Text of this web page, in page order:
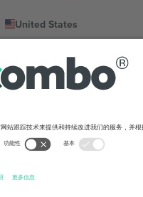
United States
Bulgaria
Mexico
Av Chapultepec 360, Roma
平台提供商的法律实体可能